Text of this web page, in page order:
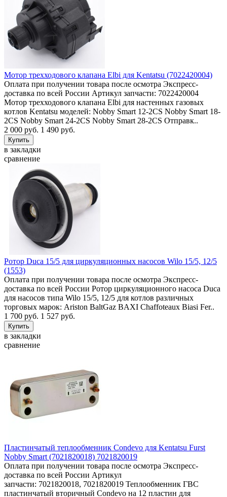
Мотор трехходового клапана Elbi для Kentatsu (7022420004)
Оплата при получении товара после осмотра Экспресс-
доставка по всей России Артикул запчасти: 7022420004
Мотор трехходового клапана Elbi для настенных газовых
котлов Kentatsu моделей: Nobby Smart 12-2CS Nobby Smart 18-
2CS Nobby Smart 24-2CS Nobby Smart 28-2CS Отправк..
2 000 руб. 1 490 руб.
в закладки
сравнение
Ротор Duca 15/5 для циркуляционных насосов Wilo 15/5, 12/5
(1553)
Оплата при получении товара после осмотра Экспресс-
доставка по всей России Ротор циркуляционного насоса Duca
для насосов типа Wilo 15/5, 12/5 для котлов различных
торговых марок: Ariston BaltGaz BAXI Chaffoteaux Biasi Fer..
1 700 руб. 1 527 руб.
в закладки
сравнение
Пластинчатый теплообменник Condevo для Kentatsu Furst
Nobby Smart (7021820018) 7021820019
Оплата при получении товара после осмотра Экспресс-
доставка по всей России Артикул
запчасти: 7021820018, 7021820019 Теплообменник ГВС
пластинчатый вторичный Condevo на 12 пластин для